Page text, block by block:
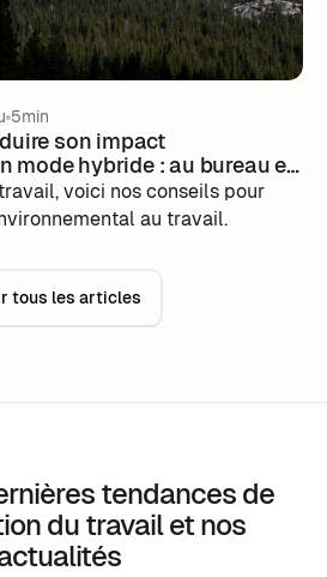
5min
son impact
mode hybride : au bureau et
voici nos conseils pour
au travail.
tous les articles
tendances de
du travail et nos